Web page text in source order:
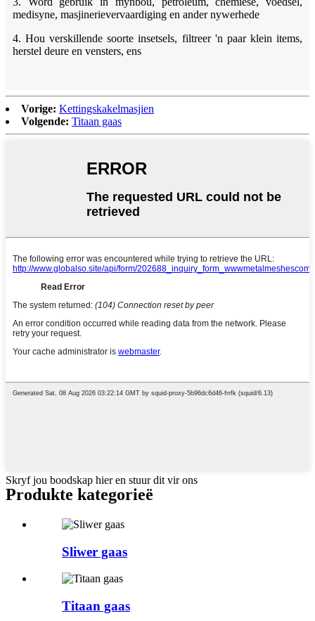
medisyne, masjinerievervaardiging en ander nywerhede
4. Hou verskillende soorte insetsels, filtreer 'n paar klein items,
herstel deure en vensters, ens
Vorige: Kettingskakelmasjien
Volgende: Titaan gaas
Skryf jou boodskap hier en stuur dit vir ons
Produkte kategorieë
Sliwer gaas
Titaan gaas